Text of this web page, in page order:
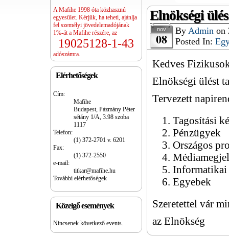
A Mafihe 1998 óta közhasznú
egyesület. Kérjük, ha teheti, ajánlja
fel személyi jövedelemadójának
1%-át a Mafihe részére, az
19025128-1-43
adószámra.
Elérhetőségek
Cím:
Mafihe
Budapest, Pázmány Péter
sétány 1/A, 3.98 szoba
1117
Telefon:
(1) 372-2701 v. 6201
Fax:
(1) 372-2550
e-mail:
titkar@mafihe.hu
További elérhetőségek
Közelgő események
Nincsenek következő events.
Elnökségi
nov
08 ByAdmin on
Posted In:
Kedves
Elnökségi ülést
Tervezett
Tagosítási
Pénzügyek
Országos
Informatikai
Egyebek
Szeretettel vár
az Elnökség